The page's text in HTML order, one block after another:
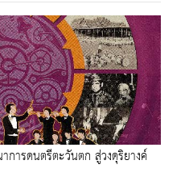
การดนตรีตะวันตก สู่วงดุริยางค์